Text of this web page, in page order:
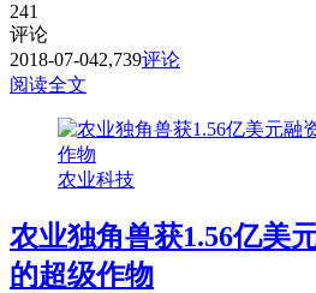
241
评论
2018-07-042,739评论
阅读全文
农业科技
农业独角兽获1.56亿美
的超级作物